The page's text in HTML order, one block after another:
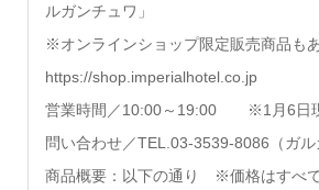
ルガンチュワ」
※オンラインショップ限定販売商品もあ
https://shop.imperialhotel.co.jp
営業時間／10:00～19:00 ※1月6日
問い合わせ／TEL.03-3539-8086（ガル
商品概要：以下の通り ※価格はすべ